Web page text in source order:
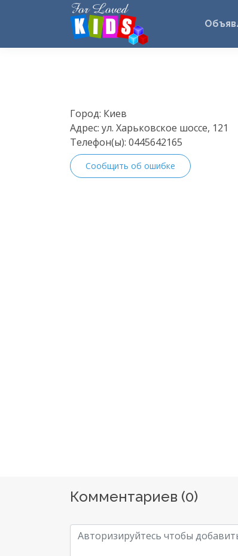
Город: Киев
Адрес: ул. Харьковское шоссе, 121
Телефон(ы): 0445642165
Сообщить об ошибке
Комментариев (0)